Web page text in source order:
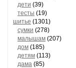
дети (39)
тесты (19)
шитье (1301)
сумки (278)
малышам (207)
дом (185)
детям (113)
дама (85)